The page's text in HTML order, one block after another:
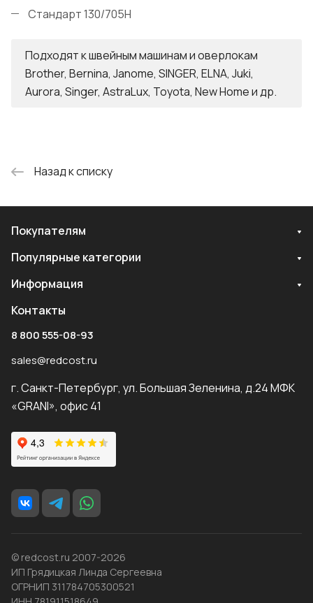
Стандарт 130/705H
Подходят к швейным машинам и оверлокам
Brother, Bernina, Janome, SINGER, ELNA, Juki,
Aurora, Singer, AstraLux, Toyota, New Home и др.
Назад к списку
Покупателям
Популярные категории
Информация
Контакты
8 800 555-08-93
sales@redcost.ru
г. Санкт-Петербург, ул. Большая Зеленина, д.24 МФК
«GRANI», офис 41
© redcost.ru 2007-2026
ИП Грядицкая Линда Сергеевна
ОГРНИП 311784705300521